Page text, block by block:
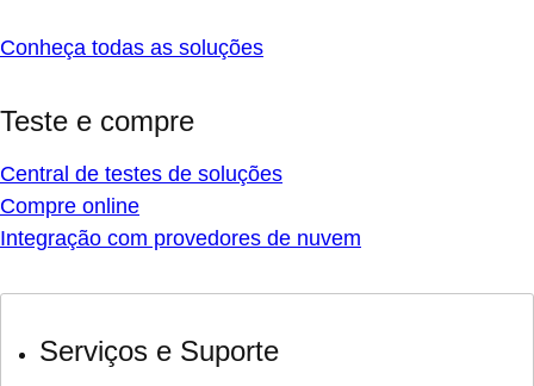
Conheça todas as soluções
Teste e compre
Central de testes de soluções
Compre online
Integração com provedores de nuvem
Serviços e Suporte